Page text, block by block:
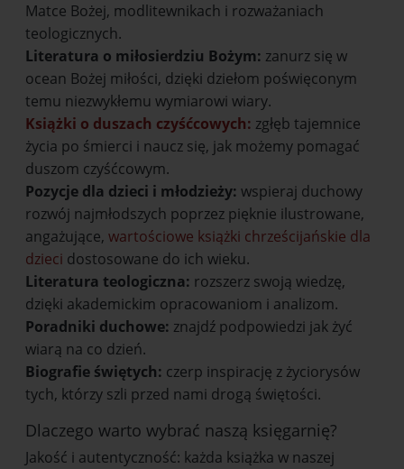
Matce Bożej, modlitewnikach i rozważaniach
teologicznych.
Literatura o miłosierdziu Bożym: zanurz się w
ocean Bożej miłości, dzięki dziełom poświęconym
temu niezwykłemu wymiarowi wiary.
Książki o duszach czyśćcowych: zgłęb tajemnice
życia po śmierci i naucz się, jak możemy pomagać
duszom czyśćcowym.
Pozycje dla dzieci i młodzieży: wspieraj duchowy
rozwój najmłodszych poprzez pięknie ilustrowane,
angażujące, wartościowe książki chrześcijańskie dla
dzieci dostosowane do ich wieku.
Literatura teologiczna: rozszerz swoją wiedzę,
dzięki akademickim opracowaniom i analizom.
Poradniki duchowe: znajdź podpowiedzi jak żyć
wiarą na co dzień.
Biografie świętych: czerp inspirację z życiorysów
tych, którzy szli przed nami drogą świętości.
Dlaczego warto wybrać naszą księgarnię?
Jakość i autentyczność: każda książka w naszej